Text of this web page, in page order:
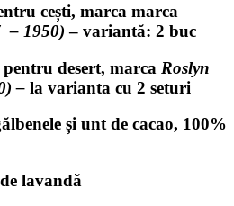
cești, marca marca
– 1950) – variantă: 2 buc
desert, marca Roslyn
– la varianta cu 2 seturi
și unt de cacao, 100%
lavandă